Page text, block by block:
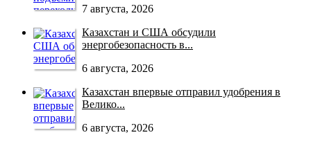
7 августа, 2026
Казахстан и США обсудили
энергобезопасность в...
6 августа, 2026
Казахстан впервые отправил удобрения в
Велико...
6 августа, 2026